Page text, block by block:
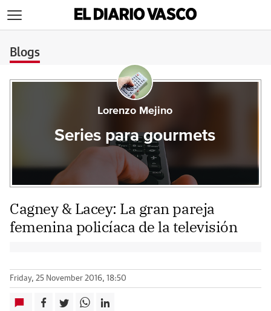
Blogs
Lorenzo Mejino
Series para gourmets
Cagney & Lacey: La gran pareja
femenina policíaca de la televisión
Friday, 25 November 2016, 18:50